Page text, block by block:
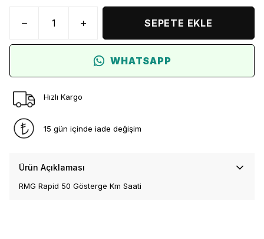
SEPETE EKLE
WHATSAPP
Hızlı Kargo
15 gün içinde iade değişim
Ürün Açıklaması
RMG Rapid 50 Gösterge Km Saati